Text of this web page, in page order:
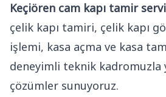
Keçiören cam kapı tamir
çelik kapı tamiri, çelik kapı
işlemi, kasa açma ve kasa
deneyimli teknik kadromuzla
çözümler sunuyoruz.